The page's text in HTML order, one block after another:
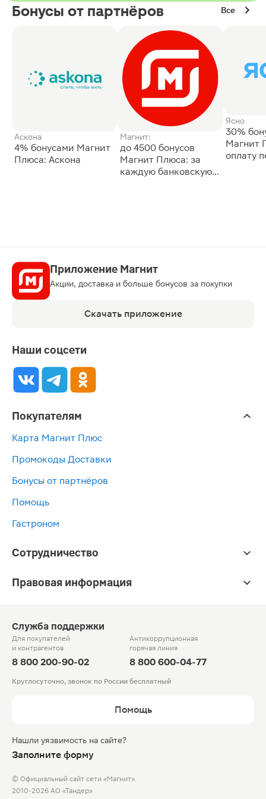
Бонусы от партнёров Все
Аскона
4% бонусами Магнит
Плюса: Аскона
Магнит:
до 4500 бонусов
Магнит Плюса: за
каждую банковскую
Ясно
30%
Магнит
оплату
Приложение Магнит
Акции, доставка и больше бонусов за покупки
Скачать приложение
Наши соцсети
Покупателям
Карта Магнит Плюс
Промокоды Доставки
Бонусы от партнёров
Помощь
Гастроном
Сотрудничество
Правовая информация
Служба поддержки
Для покупателей
и контрагентов
8 800 200-90-02
Антикоррупционная
горячая линия
8 800 600-04-77
Круглосуточно, звонок по России бесплатный
Помощь
Нашли уязвимость на сайте?
Заполните форму
© Официальный сайт сети «Магнит».
2010-2026 АО «Тандер»